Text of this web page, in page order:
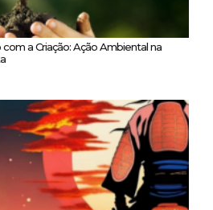
a Criação: Ação Ambiental na